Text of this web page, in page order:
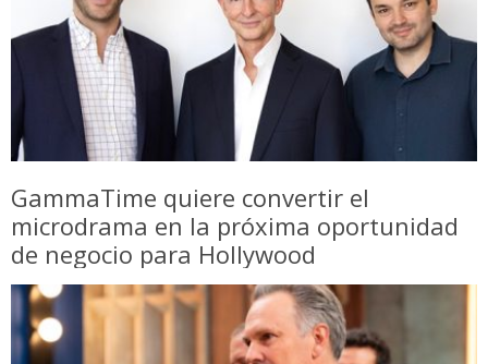
GammaTime quiere convertir el
microdrama en la próxima oportunidad
de negocio para Hollywood